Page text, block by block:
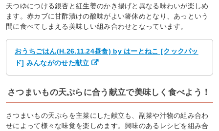
天つゆにつける銀杏と紅生姜のかき揚げと異なる味わいが楽しめ
ます。赤カブに甘酢漬けの酸味がよい箸休めとなり、あっという
間に食べてしまえる美味しい組み合わせとなっています。
おうちごはん(H.26.11.24昼食) by はーとねこ [クックパッ
ド] みんながのせた献立
さつまいもの天ぷらに合う献立で美味しく食べよう！
さつまいもの天ぷらを主菜にした献立も、副菜や汁物の組み合わ
せによって様々な味覚を楽しめます。興味のあるレシピを組み合